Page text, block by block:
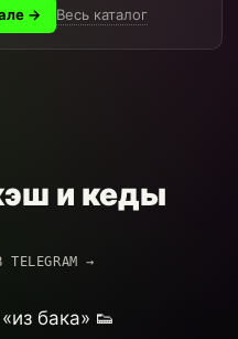
→ Весь каталог
и кеды
→
бака» 👟